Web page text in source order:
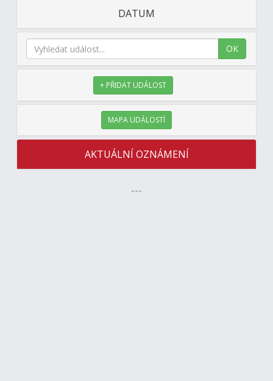
DATUM
OK
+ PŘIDAT UDÁLOST
MAPA UDÁLOSTÍ
AKTUÁLNÍ OZNÁMENÍ
---